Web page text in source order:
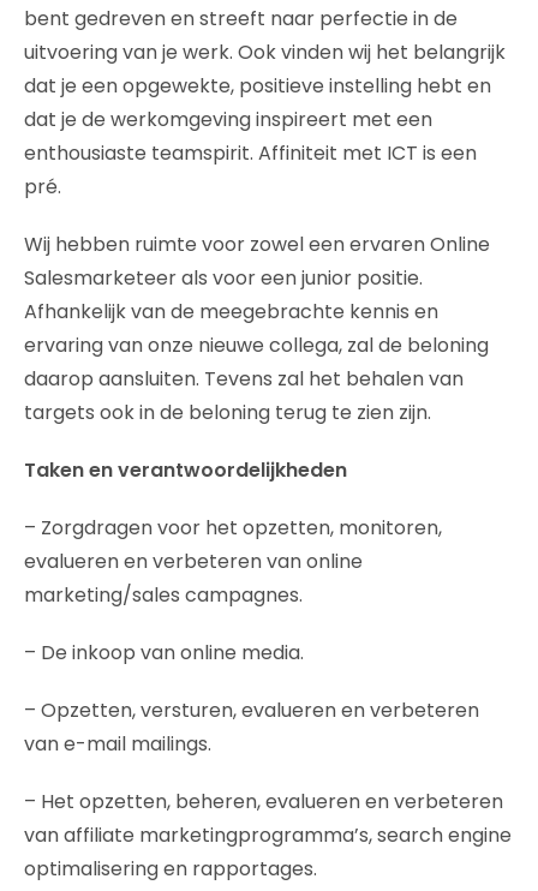
bent gedreven en streeft naar perfectie in de
uitvoering van je werk. Ook vinden wij het belangrijk
dat je een opgewekte, positieve instelling hebt en
dat je de werkomgeving inspireert met een
enthousiaste teamspirit. Affiniteit met ICT is een
pré.
Wij hebben ruimte voor zowel een ervaren Online
Salesmarketeer als voor een junior positie.
Afhankelijk van de meegebrachte kennis en
ervaring van onze nieuwe collega, zal de beloning
daarop aansluiten. Tevens zal het behalen van
targets ook in de beloning terug te zien zijn.
Taken en verantwoordelijkheden
– Zorgdragen voor het opzetten, monitoren,
evalueren en verbeteren van online
marketing/sales campagnes.
– De inkoop van online media.
– Opzetten, versturen, evalueren en verbeteren
van e-mail mailings.
– Het opzetten, beheren, evalueren en verbeteren
van affiliate marketingprogramma’s, search engine
optimalisering en rapportages.